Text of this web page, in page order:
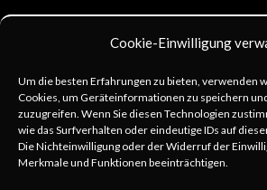
Cookie-Einwilligung
Um die besten Erfahrungen zu bieten, verwenden
Cookies, um Geräteinformationen zu speichern
zuzugreifen. Wenn Sie diesen Technologien
wie das Surfverhalten oder eindeutige IDs auf
Die Nichteinwilligung oder der Widerruf der
Merkmale und Funktionen beeinträchtigen.
KOMMUNIKATION
u4x@web.de
+49 6253 806333